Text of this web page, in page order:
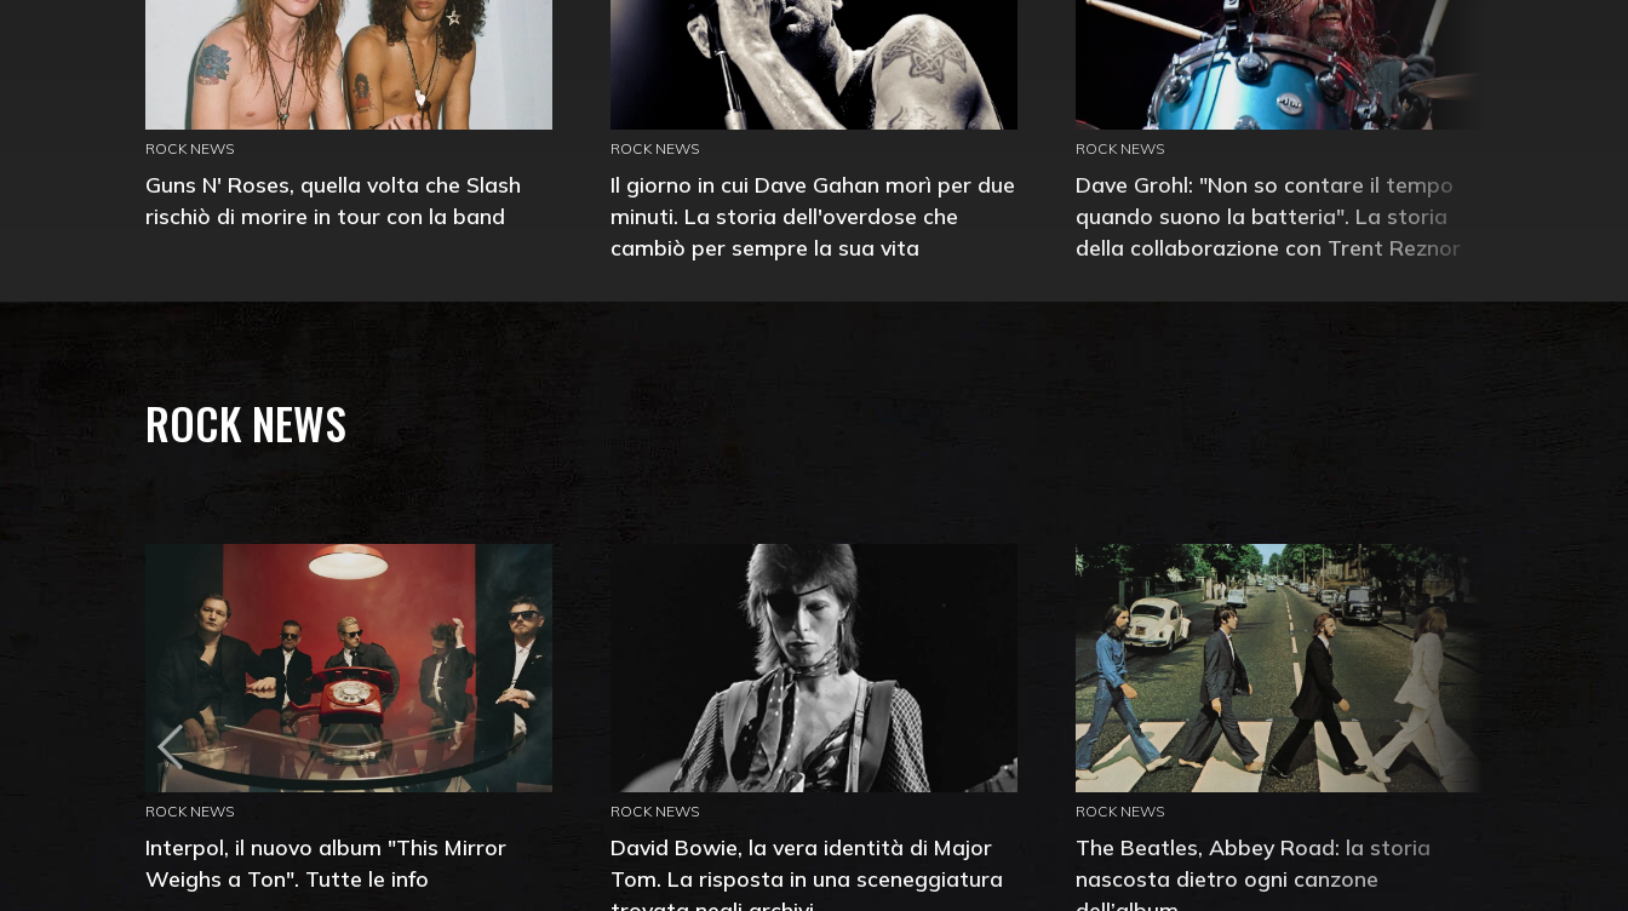
ROCK NEWS
Guns N' Roses, quella volta che Slash
rischiò di morire in tour con la band
ROCK NEWS
Il giorno in cui Dave Gahan morì per due
minuti. La storia dell'overdose che
cambiò per sempre la sua vita
ROCK NEWS
Dave Grohl: "Non so contare il tempo
quando suono la batteria". La storia
della collaborazione con Trent Reznor
ROCK NEWS
ROCK NEWS
Interpol, il nuovo album "This Mirror
Weighs a Ton". Tutte le info
ROCK NEWS
David Bowie, la vera identità di Major
Tom. La risposta in una sceneggiatura
ROCK NEWS
The Beatles, Abbey Road: la storia
nascosta dietro ogni canzone